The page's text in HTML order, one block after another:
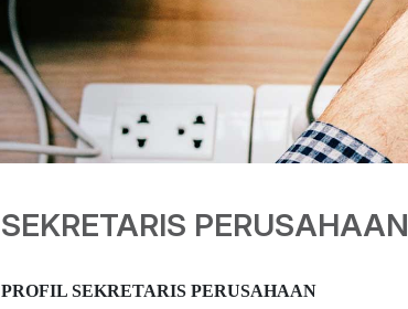
SEKRETARIS PERUSAHAAN
PROFIL SEKRETARIS PERUSAHAAN